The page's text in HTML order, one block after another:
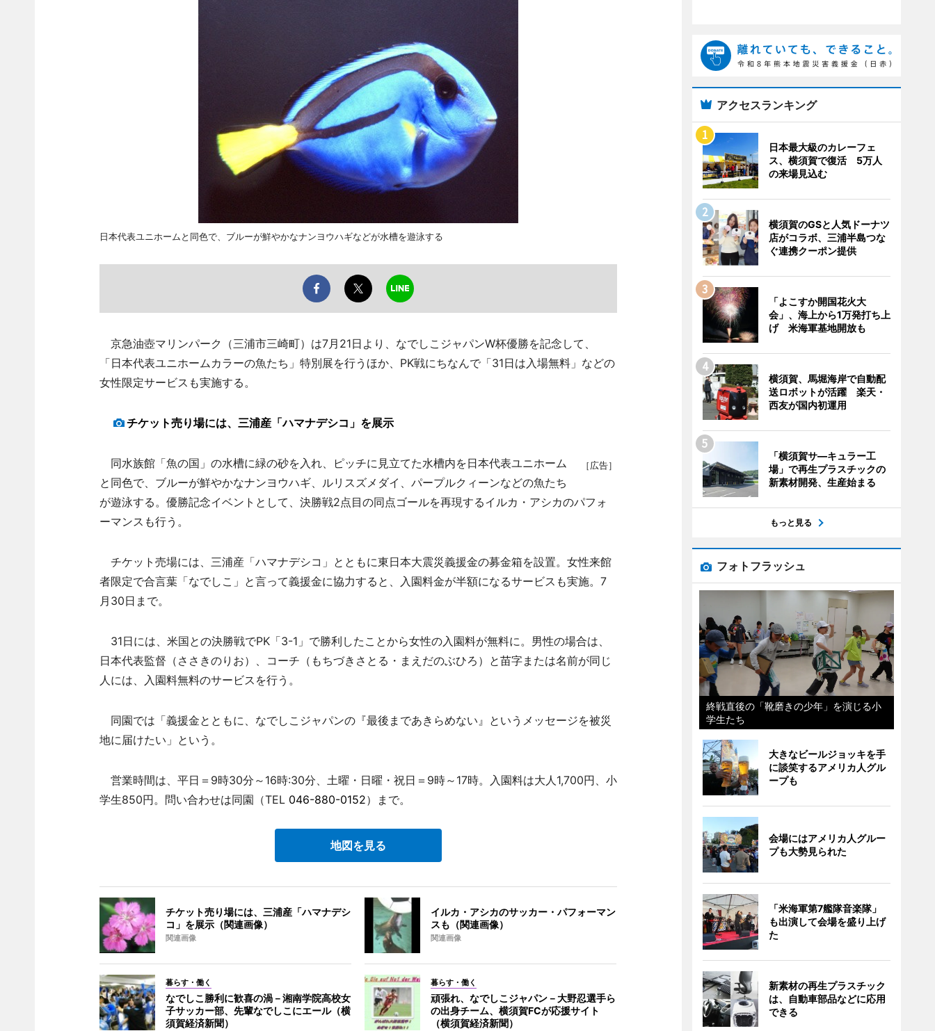
日本代表ユニホームと同色で、ブルーが鮮やかなナンヨウハギなどが水槽を遊泳する
京急油壺マリンパーク（三浦市三崎町）は7月21日より、なでしこジャパンW杯優勝を記念して、
「日本代表ユニホームカラーの魚たち」特別展を行うほか、PK戦にちなんで「31日は入場無料」などの
女性限定サービスも実施する。
チケット売り場には、三浦産「ハマナデシコ」を展示
［広告］
同水族館「魚の国」の水槽に緑の砂を入れ、ピッチに見立てた水槽内を日本代表ユニホーム
と同色で、ブルーが鮮やかなナンヨウハギ、ルリスズメダイ、パープルクィーンなどの魚たち
が遊泳する。優勝記念イベントとして、決勝戦2点目の同点ゴールを再現するイルカ・アシカのパフォ
ーマンスも行う。
チケット売場には、三浦産「ハマナデシコ」とともに東日本大震災義援金の募金箱を設置。女性来館
者限定で合言葉「なでしこ」と言って義援金に協力すると、入園料金が半額になるサービスも実施。7
月30日まで。
31日には、米国との決勝戦でPK「3-1」で勝利したことから女性の入園料が無料に。男性の場合は、
日本代表監督（ささきのりお）、コーチ（もちづきさとる・まえだのぶひろ）と苗字または名前が同じ
人には、入園料無料のサービスを行う。
同園では「義援金とともに、なでしこジャパンの『最後まであきらめない』というメッセージを被災
地に届けたい」という。
営業時間は、平日＝9時30分～16時:30分、土曜・日曜・祝日＝9時～17時。入園料は大人1,700円、小
学生850円。問い合わせは同園（TEL 046-880-0152）まで。
地図を見る
チケット売り場には、三浦産「ハマナデシ
コ」を展示（関連画像）
関連画像
イルカ・アシカのサッカー・パフォーマン
スも（関連画像）
関連画像
暮らす・働く
なでしこ勝利に歓喜の渦－湘南学院高校女
子サッカー部、先輩なでしこにエール（横
須賀経済新聞）
暮らす・働く
頑張れ、なでしこジャパン－大野忍選手ら
の出身チーム、横須賀FCが応援サイト
（横須賀経済新聞）
アクセスランキング
日本最大級のカレーフェ
ス、横須賀で復活 5万人
の来場見込む
横須賀のGSと人気ドーナツ
店がコラボ、三浦半島つな
ぐ連携クーポン提供
「よこすか開国花火大
会」、海上から1万発打ち上
げ 米海軍基地開放も
横須賀、馬堀海岸で自動配
送ロボットが活躍 楽天・
西友が国内初運用
「横須賀サ―キュラー工
場」で再生プラスチックの
新素材開発、生産始まる
もっと見る
フォトフラッシュ
終戦直後の「靴磨きの少年」を演じる小
学生たち
大きなビールジョッキを手
に談笑するアメリカ人グル
ープも
会場にはアメリカ人グルー
プも大勢見られた
「米海軍第7艦隊音楽隊」
も出演して会場を盛り上げ
た
新素材の再生プラスチック
は、自動車部品などに応用
できる